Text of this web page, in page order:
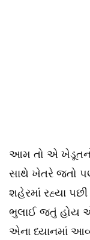
આમ તો એ ખેડૂતનો
સાથે ખેતરે જતો
શહેરમાં રહ્યા
ભુલાઈ જતું હોય
એના ધ્યાનમાં